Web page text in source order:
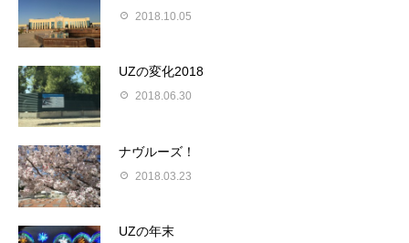
2018.10.05
UZの変化2018
2018.06.30
ナヴルーズ！
2018.03.23
UZの年末